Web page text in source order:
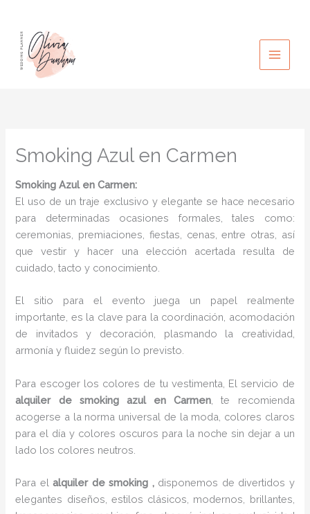
contenido
Smoking Azul en Carmen
Smoking Azul en Carmen:
El uso de un traje exclusivo y elegante se hace necesario
para determinadas ocasiones formales, tales como:
ceremonias, premiaciones, fiestas, cenas, entre otras, así
que vestir y hacer una elección acertada resulta de
cuidado, tacto y conocimiento.
El sitio para el evento juega un papel realmente
importante, es la clave para la coordinación, acomodación
de invitados y decoración, plasmando la creatividad,
armonía y fluidez según lo previsto.
Para escoger los colores de tu vestimenta, El servicio de
alquiler de smoking azul en Carmen , te recomienda
acogerse a la norma universal de la moda, colores claros
para el día y colores oscuros para la noche sin dejar a un
lado los colores neutros.
Para elalquiler de smoking , disponemos de divertidos y
elegantes diseños, estilos clásicos, modernos, brillantes,